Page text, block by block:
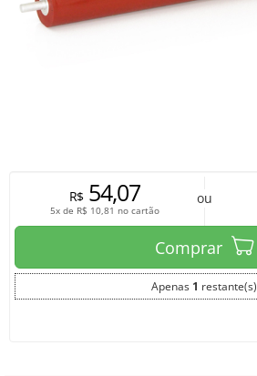
R$54,07
5x de R$ 10,81 no cartão
ou
Comprar
Apenas 1 restante(s)